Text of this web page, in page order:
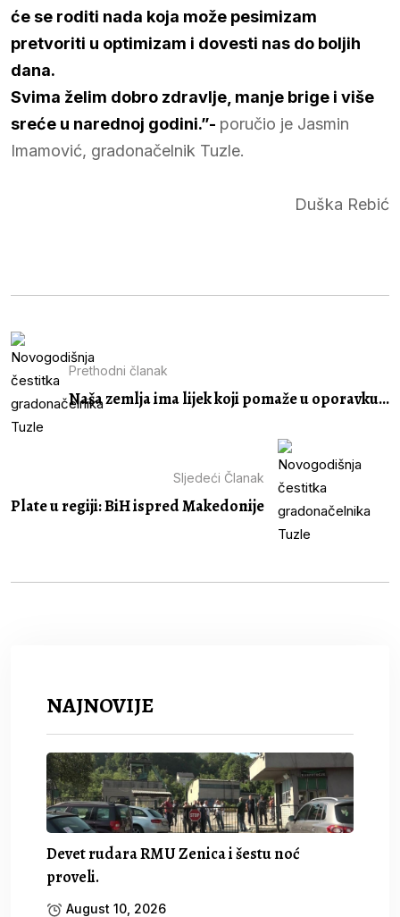
će se roditi nada koja može pesimizam
pretvoriti u optimizam i dovesti nas do boljih
dana.
Svima želim dobro zdravlje, manje brige i više
sreće u narednoj godini.”- poručio je Jasmin
Imamović, gradonačelnik Tuzle.
Duška Rebić
Prethodni članak
Naša zemlja ima lijek koji pomaže u oporavku...
Sljedeći Članak
Plate u regiji: BiH ispred Makedonije
NAJNOVIJE
Devet rudara RMU Zenica i šestu noć
proveli.
August 10, 2026